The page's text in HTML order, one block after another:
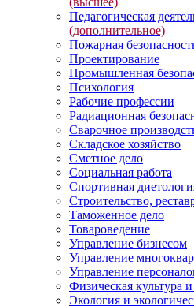
Педагогическая
(дополнительное)
Пожарная
Проектирование
Промышленная
Психология
Рабочие профессии
Радиационная
Сварочное
Складское хозяйство
Сметное дело
Социальная работа
Спортивная
Строительство,
Таможенное дело
Товароведение
Управление бизнесом
Управление
Управление
Физическая культура
Экология и